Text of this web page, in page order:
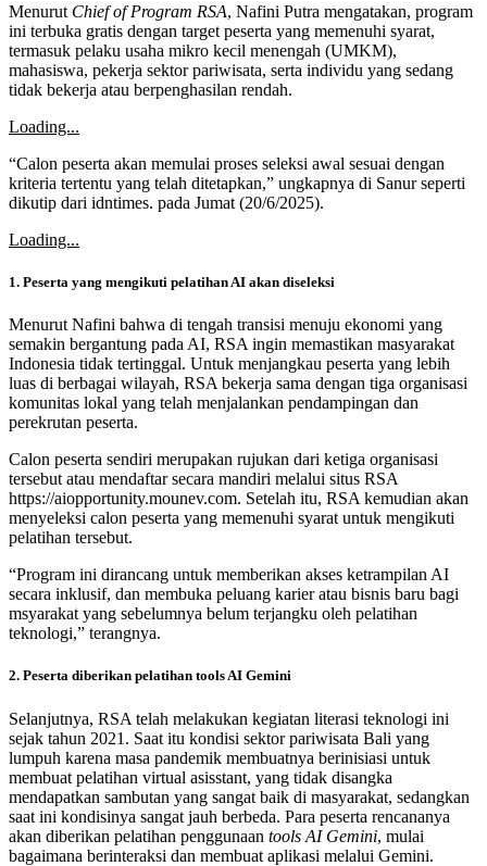
Menurut Chief of Program RSA, Nafini Putra mengatakan, program
ini terbuka gratis dengan target peserta yang memenuhi syarat,
termasuk pelaku usaha mikro kecil menengah (UMKM),
mahasiswa, pekerja sektor pariwisata, serta individu yang sedang
tidak bekerja atau berpenghasilan rendah.
Loading...
“Calon peserta akan memulai proses seleksi awal sesuai dengan
kriteria tertentu yang telah ditetapkan,” ungkapnya di Sanur seperti
dikutip dari idntimes. pada Jumat (20/6/2025).
Loading...
1. Peserta yang mengikuti pelatihan AI akan diseleksi
Menurut Nafini bahwa di tengah transisi menuju ekonomi yang
semakin bergantung pada AI, RSA ingin memastikan masyarakat
Indonesia tidak tertinggal. Untuk menjangkau peserta yang lebih
luas di berbagai wilayah, RSA bekerja sama dengan tiga organisasi
komunitas lokal yang telah menjalankan pendampingan dan
perekrutan peserta.
Calon peserta sendiri merupakan rujukan dari ketiga organisasi
tersebut atau mendaftar secara mandiri melalui situs RSA
https://aiopportunity.mounev.com. Setelah itu, RSA kemudian akan
menyeleksi calon peserta yang memenuhi syarat untuk mengikuti
pelatihan tersebut.
“Program ini dirancang untuk memberikan akses ketrampilan AI
secara inklusif, dan membuka peluang karier atau bisnis baru bagi
msyarakat yang sebelumnya belum terjangku oleh pelatihan
teknologi,” terangnya.
2. Peserta diberikan pelatihan tools AI Gemini
Selanjutnya, RSA telah melakukan kegiatan literasi teknologi ini
sejak tahun 2021. Saat itu kondisi sektor pariwisata Bali yang
lumpuh karena masa pandemik membuatnya berinisiasi untuk
membuat pelatihan virtual asisstant, yang tidak disangka
mendapatkan sambutan yang sangat baik di masyarakat, sedangkan
saat ini kondisinya sangat jauh berbeda. Para peserta rencananya
akan diberikan pelatihan penggunaan tools AI Gemini, mulai
bagaimana berinteraksi dan membuat aplikasi melalui Gemini.